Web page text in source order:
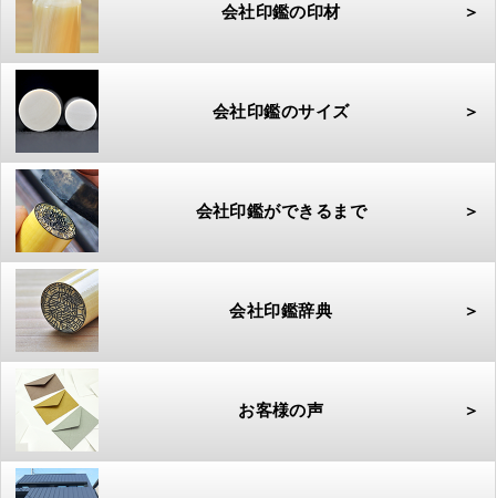
会社印鑑の印材 ＞
会社印鑑のサイズ ＞
会社印鑑ができるまで ＞
会社印鑑辞典 ＞
お客様の声 ＞